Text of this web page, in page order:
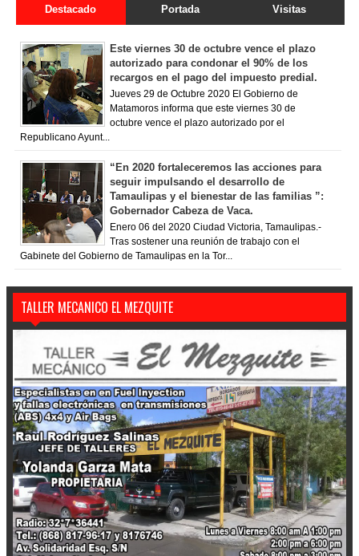
Destacado Portada Visitas
Este viernes 30 de octubre vence el plazo
autorizado para condonar el 90% de los
recargos en el pago del impuesto predial.
Jueves 29 de Octubre 2020 El Gobierno de
Matamoros informa que este viernes 30 de
octubre vence el plazo autorizado por el
Republicano Ayunt...
“En 2020 fortaleceremos las acciones para
seguir impulsando el desarrollo de
Tamaulipas y el bienestar de las familias ”:
Gobernador Cabeza de Vaca.
Enero 06 del 2020 Ciudad Victoria, Tamaulipas.-
Tras sostener una reunión de trabajo con el
Gabinete del Gobierno de Tamaulipas en la Tor...
TALLER MECANICO EL MEZQUITE